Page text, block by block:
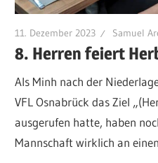
11. Dezember 2023 Samuel
8. Herren feiert
Als Minh nach der
VFL Osnabrück das Ziel
ausgerufen hatte, haben
Mannschaft wirklich an